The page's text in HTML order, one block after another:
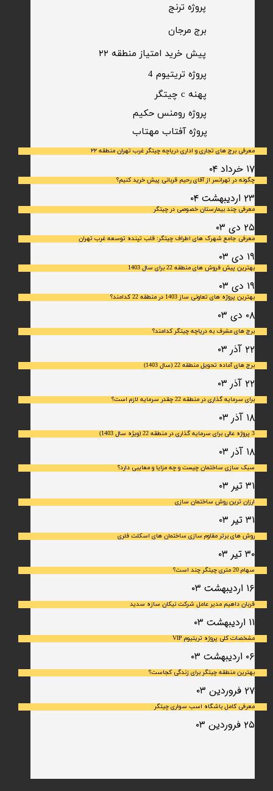
​پروژه ترنج
برج مرجان
معرفی برج های تجاری و اداری دریاچه چیتگر غرب تهران منطقه ۲۲
۱۷ خرداد ۰۴
چگونه در تهرانسر از آقای رحیم قربانی پیش خرید کنیم؟
۲۳ اردیبهشت ۰۴
معرفی چند بیمارستان خصوصی در چیتگر
۲۵ دی ۰۳
معرفی جامع شهرک‌ های اطراف چیتگر: قلب تپنده توسعه غرب تهران
۱۹ دی ۰۳
بهترین پیش فروش های منطقه 22 برای سال 1403
۱۹ دی ۰۳
بهترین پروژه های تعاونی ساز 1403 در منطقه 22 کدامند؟
۰۸ دی ۰۳
برج های مشرف به دریاچه چیتگر کدامند؟
۲۲ آذر ۰۳
برج های آماده تحویل منطقه 22 (سال 1403)
۲۲ آذر ۰۳
برای سرمایه‌ گذاری در منطقه 22 چقدر سرمایه لازم است؟
۱۸ آذر ۰۳
3 پروژه عالی برای سرمایه گذاری در منطقه 22 (ویژه سال 1403)
۱۸ آذر ۰۳
سبک سازی ساختمان چیست و چه مزایا و معایبی دارد؟
۳۱ تیر ۰۳
ارزان ترین روش ساختمان سازی
۳۱ تیر ۰۳
روش های برتر مقاوم سازی ساختمان های اسکلت فلری
۳۰ تیر ۰۳
سهام 20 متری چیتگر چند است؟
۱۶ اردیبهشت ۰۳
قربان داهیم مدیر عامل شرکت نیکان سازه سدید
۱۱ اردیبهشت ۰۳
مشخصات کلی پروژه تریتیوم VIP
۰۶ اردیبهشت ۰۳
بهترین منطقه چیتگر برای زندگی کجاست؟
۲۷ فروردین ۰۳
معرفی کامل باشگاه اسب سواری چیتگر
۲۵ فروردین ۰۳
پیش خرید امتیاز منطقه ۲۲​​​​​​​
​پروژه آفتاب مهتاب
پروژه رومنس حکیم
پهنه c چیتگر
پروژه تریتیوم 4